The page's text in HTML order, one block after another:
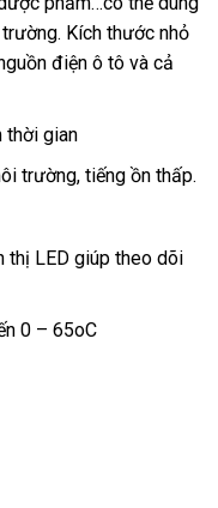
Kích thước nhỏ
điện ô tô và cả
thời gian
trường, tiếng ồn thấp.
thị LED giúp theo dõi
0 – 65oC